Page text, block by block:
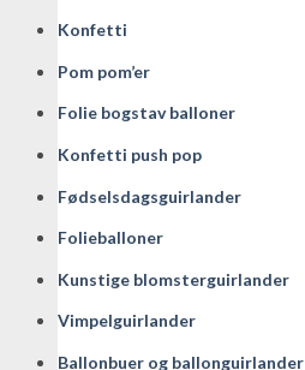
Konfetti
Pom pom’er
Folie bogstav balloner
Konfetti push pop
Fødselsdagsguirlander
Folieballoner
Kunstige blomsterguirlander
Vimpelguirlander
Ballonbuer og ballonguirlander